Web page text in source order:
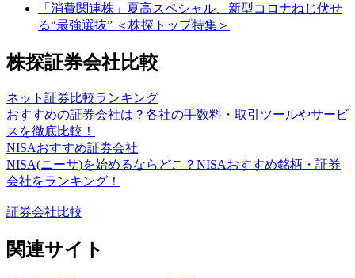
「消費関連株」夏高スペシャル、新型コロナねじ伏せ
る“最強選抜” ＜株探トップ特集＞
株探証券会社比較
ネット証券比較ランキング
おすすめの証券会社は？各社の手数料・取引ツールやサービ
スを徹底比較！
NISAおすすめ証券会社
NISA(ニーサ)を始めるならどこ？NISAおすすめ銘柄・証券
会社をランキング！
証券会社比較
関連サイト